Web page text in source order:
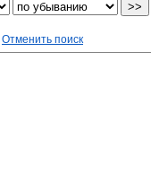
Отменить поиск